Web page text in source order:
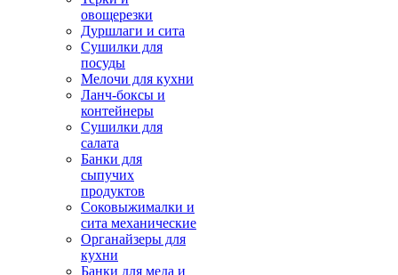
овощерезки
Дуршлаги и сита
Сушилки для
посуды
Мелочи для кухни
Ланч-боксы и
контейнеры
Сушилки для
салата
Банки для
сыпучих
продуктов
Соковыжималки и
сита механические
Органайзеры для
кухни
Банки для меда и